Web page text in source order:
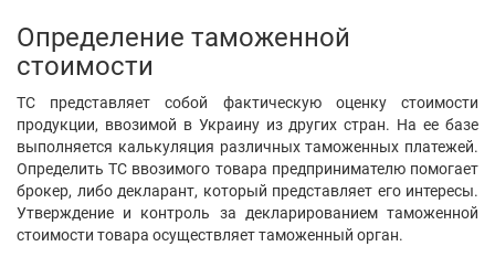
Определение таможенной
стоимости
ТС представляет собой фактическую оценку стоимости
продукции, ввозимой в Украину из других стран. На ее базе
выполняется калькуляция различных таможенных платежей.
Определить ТС ввозимого товара предпринимателю помогает
брокер, либо декларант, который представляет его интересы.
Утверждение и контроль за декларированием таможенной
стоимости товара осуществляет таможенный орган.